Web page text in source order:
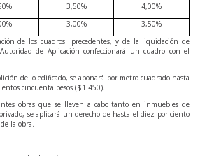
3,50%
4,00%
3,00%
3,50%
de los cuadros precedentes, y de la liquidación de
de Aplicación confeccionará un cuadro con el
de lo edificado, se abonará por metro cuadrado hasta
cincuenta pesos ($1.450).
obras que se lleven a cabo tanto en inmuebles de
se aplicará un derecho de hasta el diez por ciento
la obra.